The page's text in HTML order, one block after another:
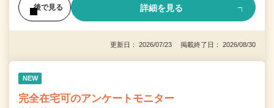
後で見る 詳細を見る
更新日： 2026/07/23 掲載終了日： 2026/08/30
NEW
完全在宅可のアンケートモニター